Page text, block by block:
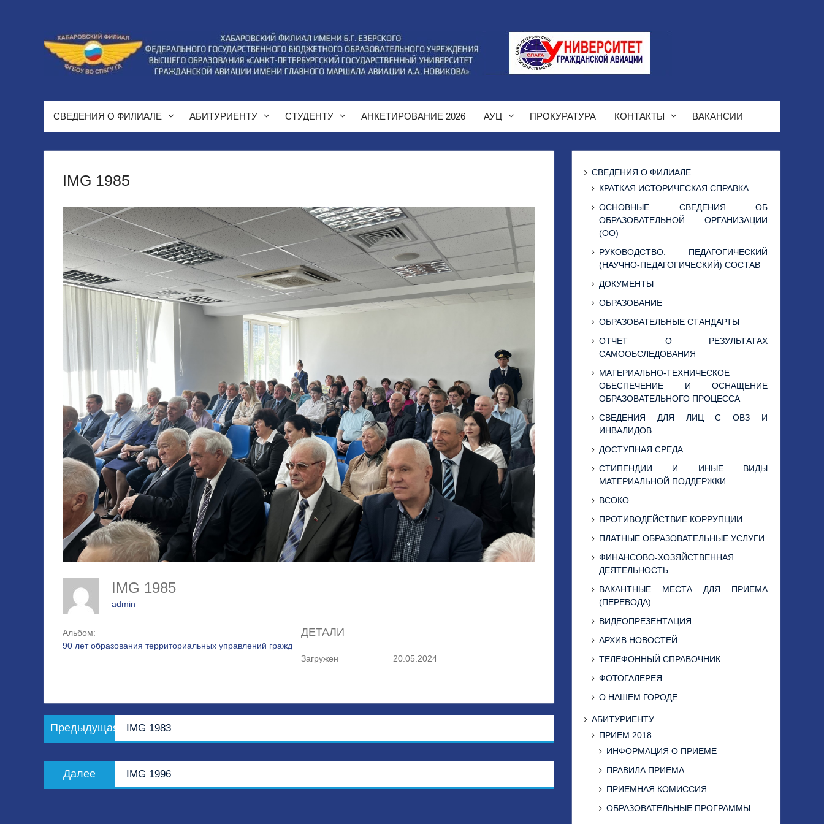
СВЕДЕНИЯ О ФИЛИАЛЕ АБИТУРИЕНТУ СТУДЕНТУ АНКЕТИРОВАНИЕ 2026 АУЦ ПРОКУРАТУРА КОНТАКТЫ ВАКАНСИИ
IMG 1985
IMG 1985
admin
Альбом:
90 лет образования территориальных управлений гражданской авиации
ДЕТАЛИ
Загружен 20.05.2024
Навигация
по
Предыдущая
запись:
IMG 1983
Далее
запись:
IMG 1996
СВЕДЕНИЯ О ФИЛИАЛЕ
КРАТКАЯ ИСТОРИЧЕСКАЯ СПРАВКА
ОСНОВНЫЕ СВЕДЕНИЯ ОБ
ОБРАЗОВАТЕЛЬНОЙ ОРГАНИЗАЦИИ
(ОО)
РУКОВОДСТВО. ПЕДАГОГИЧЕСКИЙ
(НАУЧНО-ПЕДАГОГИЧЕСКИЙ) СОСТАВ
ДОКУМЕНТЫ
ОБРАЗОВАНИЕ
ОБРАЗОВАТЕЛЬНЫЕ СТАНДАРТЫ
ОТЧЕТ О РЕЗУЛЬТАТАХ
САМООБСЛЕДОВАНИЯ
МАТЕРИАЛЬНО-ТЕХНИЧЕСКОЕ
ОБЕСПЕЧЕНИЕ И ОСНАЩЕНИЕ
ОБРАЗОВАТЕЛЬНОГО ПРОЦЕССА
СВЕДЕНИЯ ДЛЯ ЛИЦ С ОВЗ И
ИНВАЛИДОВ
ДОСТУПНАЯ СРЕДА
СТИПЕНДИИ И ИНЫЕ ВИДЫ
МАТЕРИАЛЬНОЙ ПОДДЕРЖКИ
ВСОКО
ПРОТИВОДЕЙСТВИЕ КОРРУПЦИИ
ПЛАТНЫЕ ОБРАЗОВАТЕЛЬНЫЕ УСЛУГИ
ФИНАНСОВО-ХОЗЯЙСТВЕННАЯ
ДЕЯТЕЛЬНОСТЬ
ВАКАНТНЫЕ МЕСТА ДЛЯ ПРИЕМА
(ПЕРЕВОДА)
ВИДЕОПРЕЗЕНТАЦИЯ
АРХИВ НОВОСТЕЙ
ТЕЛЕФОННЫЙ СПРАВОЧНИК
ФОТОГАЛЕРЕЯ
О НАШЕМ ГОРОДЕ
АБИТУРИЕНТУ
ПРИЕМ 2018
ИНФОРМАЦИЯ О ПРИЕМЕ
ПРАВИЛА ПРИЕМА
ПРИЕМНАЯ КОМИССИЯ
ОБРАЗОВАТЕЛЬНЫЕ ПРОГРАММЫ